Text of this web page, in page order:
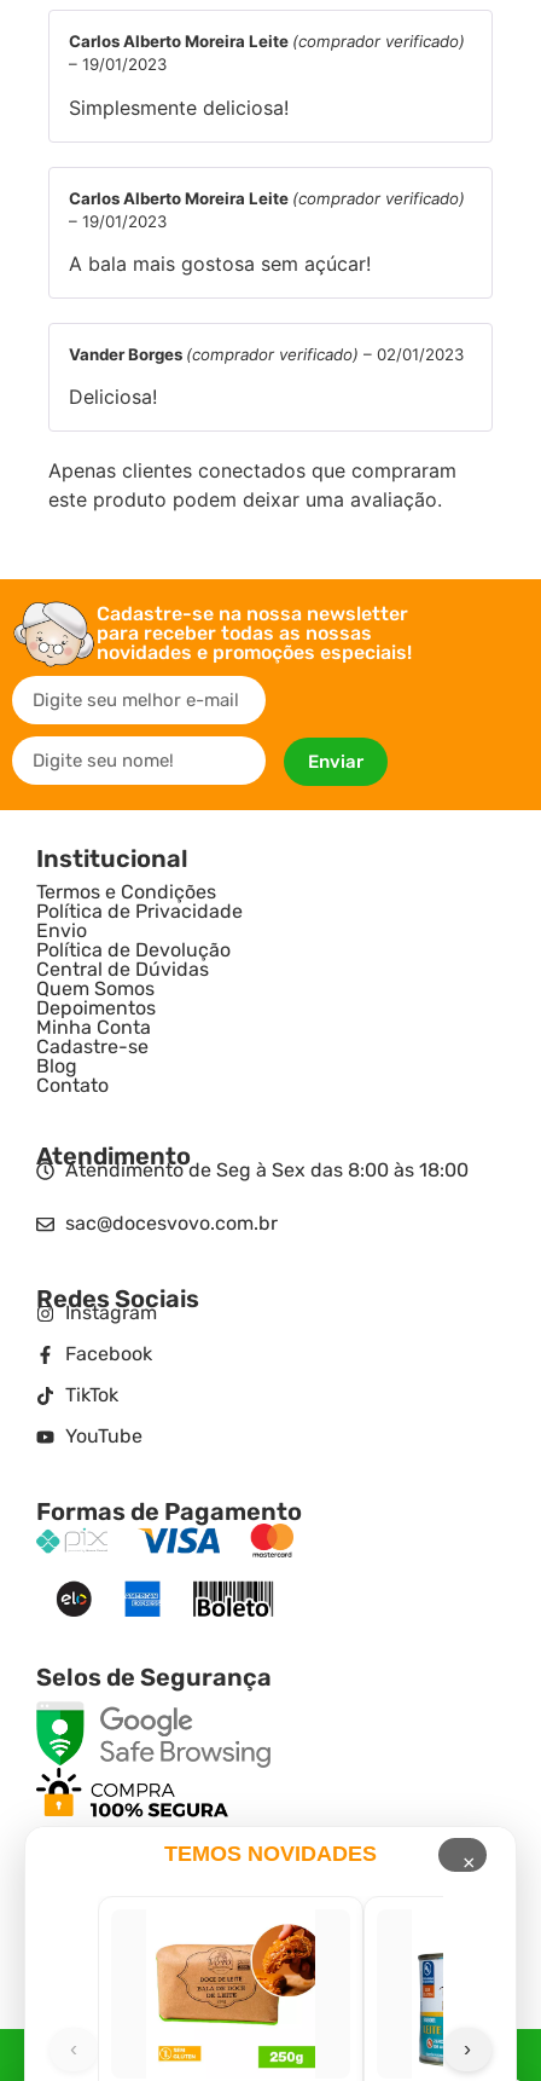
Carlos Alberto Moreira Leite (comprador verificado)
– 19/01/2023
Simplesmente deliciosa!
Carlos Alberto Moreira Leite (comprador verificado)
– 19/01/2023
A bala mais gostosa sem açúcar!
Vander Borges (comprador verificado) – 02/01/2023
Deliciosa!
Apenas clientes conectados que compraram
este produto podem deixar uma avaliação.
Cadastre-se na nossa newsletter
para receber todas as nossas
novidades e promoções especiais!
Enviar
Institucional
Termos e Condições
Política de Privacidade
Envio
Política de Devolução
Central de Dúvidas
Quem Somos
Depoimentos
Minha Conta
Cadastre-se
Blog
Contato
Atendimento
Atendimento de Seg à Sex das 8:00 às 18:00
sac@docesvovo.com.br
Redes Sociais
Instagram
Facebook
TikTok
YouTube
Formas de Pagamento
Selos de Segurança
*Valor mínimo de R$ 30,00 por parcela para pagamentos no cartão de
crédito.
TEMOS NOVIDADES ×
‹ ›